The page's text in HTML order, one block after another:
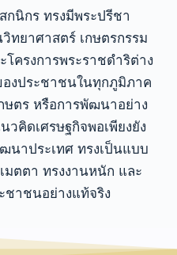
กนิกร ทรงมีพระปรีชา
ทยาศาสตร์ เกษตรกรรม
ครงการพระราชดำริต่าง
งประชาชนในทุกภูมิภาค
ษตร หรือการพัฒนาอย่าง
วคิดเศรษฐกิจพอเพียงยัง
นาประเทศ ทรงเป็นแบบ
มตตา ทรงงานหนัก และ
ชาชนอย่างแท้จริง